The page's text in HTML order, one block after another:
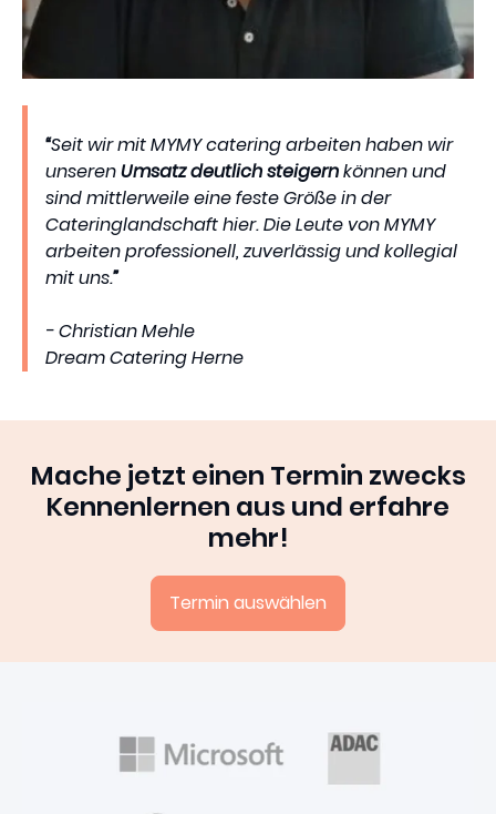
“Seit wir mit MYMY catering arbeiten haben wir
unserenUmsatz deutlich steigernkönnen und
sind mittlerweile eine feste Größe in der
Cateringlandschaft hier. Die Leute von MYMY
arbeiten professionell, zuverlässig und kollegial
mit uns.”
- Christian Mehle
Dream Catering Herne
Mache jetzt einen Termin zwecks
Kennenlernen aus und erfahre
mehr!
Termin auswählen